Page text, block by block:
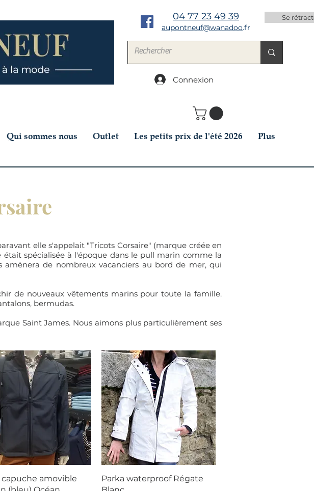
04 77 23 49 39
aupontneuf@wanadoo.fr
Se
Connexion
Qui sommes nous Outlet Les petits prix de l'été 2026 Plus
elle s'appelait "Tricots Corsaire" (marque créée en
était spécialisée à l'époque dans le pull marin comme la
de nombreux vacanciers au bord de mer, qui
de nouveaux vêtements marins pour toute la famille.
bermudas.
Saint James. Nous aimons plus particulièrement ses
Aperçu rapide
capuche amovible
Aperçu rapide
Parka waterproof Régate